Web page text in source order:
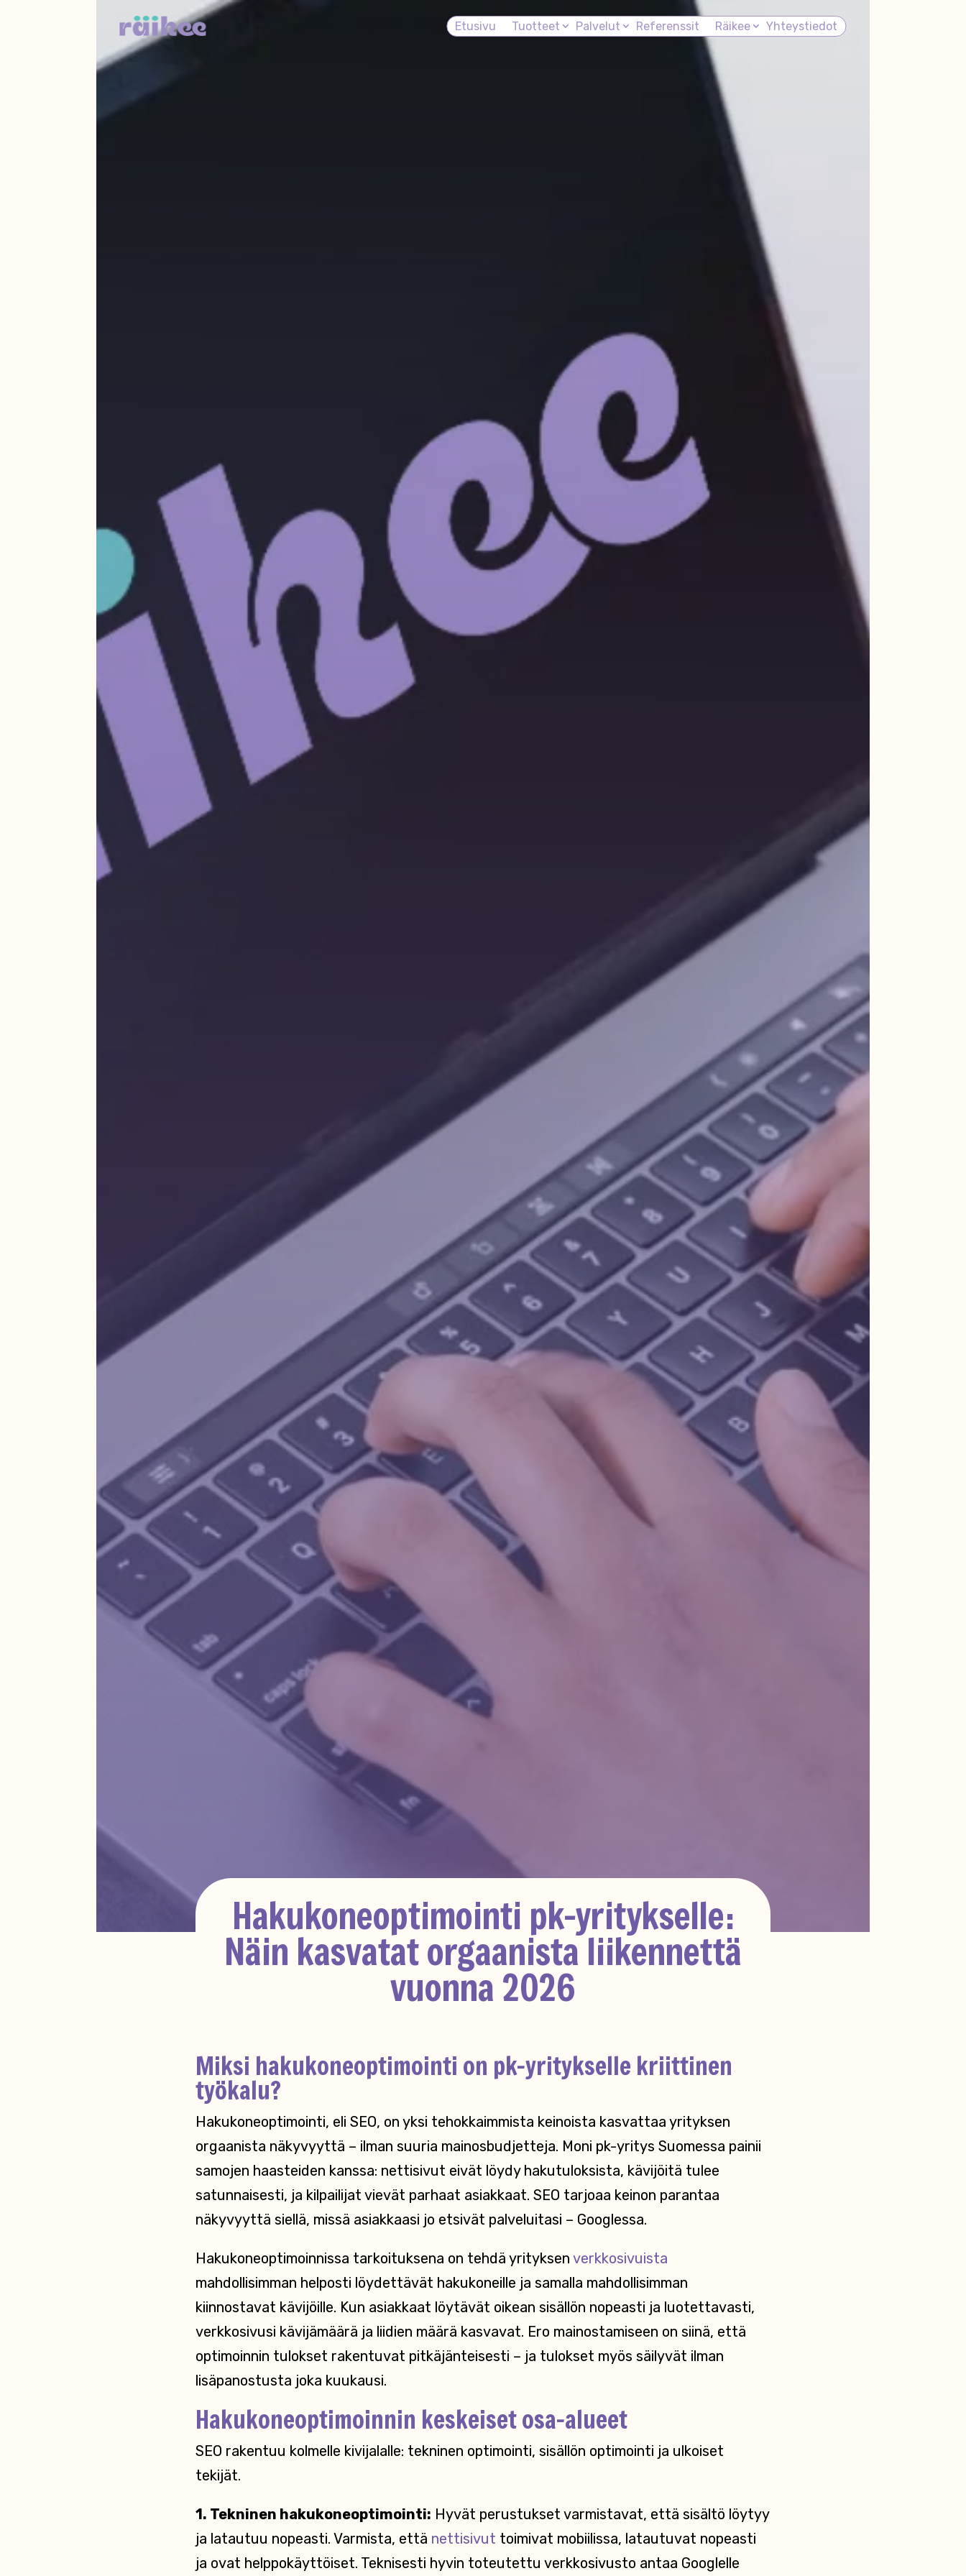
Etusivu Tuotteet Palvelut Referenssit Räikee Yhteystiedot
Hakukoneoptimointi pk-yritykselle:
Näin kasvatat orgaanista liikennettä
vuonna 2026
Miksi hakukoneoptimointi on pk-yritykselle kriittinen
työkalu?
Hakukoneoptimointi, eli SEO, on yksi tehokkaimmista keinoista kasvattaa yrityksen
orgaanista näkyvyyttä – ilman suuria mainosbudjetteja. Moni pk-yritys Suomessa painii
samojen haasteiden kanssa: nettisivut eivät löydy hakutuloksista, kävijöitä tulee
satunnaisesti, ja kilpailijat vievät parhaat asiakkaat. SEO tarjoaa keinon parantaa
näkyvyyttä siellä, missä asiakkaasi jo etsivät palveluitasi – Googlessa.
Hakukoneoptimoinnissa tarkoituksena on tehdä yrityksen verkkosivuista
mahdollisimman helposti löydettävät hakukoneille ja samalla mahdollisimman
kiinnostavat kävijöille. Kun asiakkaat löytävät oikean sisällön nopeasti ja luotettavasti,
verkkosivusi kävijämäärä ja liidien määrä kasvavat. Ero mainostamiseen on siinä, että
optimoinnin tulokset rakentuvat pitkäjänteisesti – ja tulokset myös säilyvät ilman
lisäpanostusta joka kuukausi.
Hakukoneoptimoinnin keskeiset osa-alueet
SEO rakentuu kolmelle kivijalalle: tekninen optimointi, sisällön optimointi ja ulkoiset
tekijät.
1. Tekninen hakukoneoptimointi: Hyvät perustukset varmistavat, että sisältö löytyy
ja latautuu nopeasti. Varmista, että nettisivut toimivat mobiilissa, latautuvat nopeasti
ja ovat helppokäyttöiset. Teknisesti hyvin toteutettu verkkosivusto antaa Googlelle